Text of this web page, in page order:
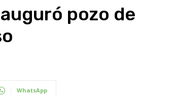
pozo de
WhatsApp